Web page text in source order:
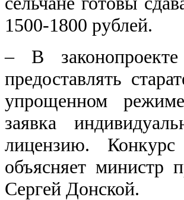
1500-1800 рублей.
‒ В
предоставлять
упрощенном
заявка
лицензию.
объясняет министр
Сергей Донской.